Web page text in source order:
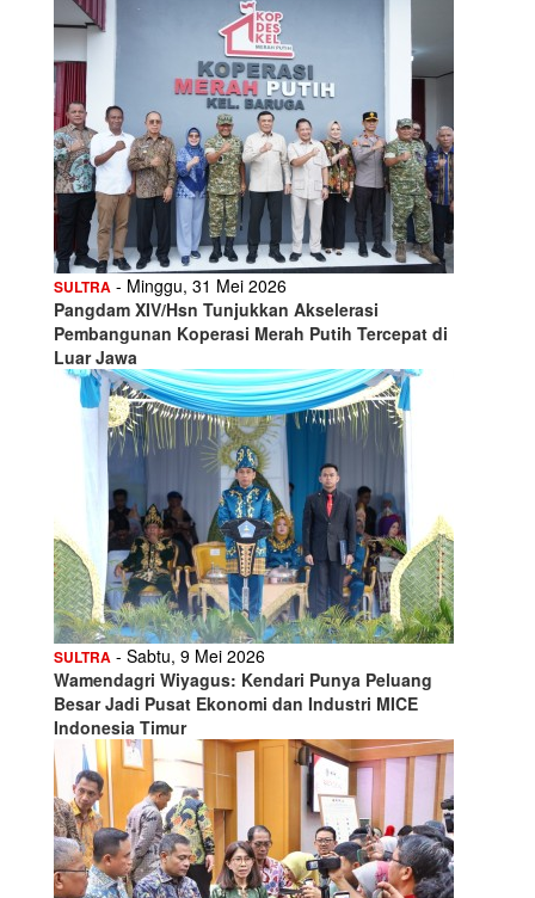
SULTRA - Minggu, 31 Mei 2026
Pangdam XIV/Hsn Tunjukkan Akselerasi
Pembangunan Koperasi Merah Putih Tercepat di
Luar Jawa
SULTRA - Sabtu, 9 Mei 2026
Wamendagri Wiyagus: Kendari Punya Peluang
Besar Jadi Pusat Ekonomi dan Industri MICE
Indonesia Timur